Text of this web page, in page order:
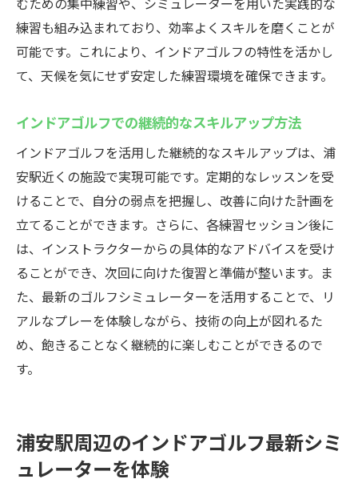
練習も組み込まれており、効率よくスキルを磨くことが
可能です。これにより、インドアゴルフの特性を活かし
て、天候を気にせず安定した練習環境を確保できます。
インドアゴルフでの継続的なスキルアップ方法
インドアゴルフを活用した継続的なスキルアップは、浦
安駅近くの施設で実現可能です。定期的なレッスンを受
けることで、自分の弱点を把握し、改善に向けた計画を
立てることができます。さらに、各練習セッション後に
は、インストラクターからの具体的なアドバイスを受け
ることができ、次回に向けた復習と準備が整います。ま
た、最新のゴルフシミュレーターを活用することで、リ
アルなプレーを体験しながら、技術の向上が図れるた
め、飽きることなく継続的に楽しむことができるので
す。
浦安駅周辺のインドアゴルフ最新シミ
ュレーターを体験